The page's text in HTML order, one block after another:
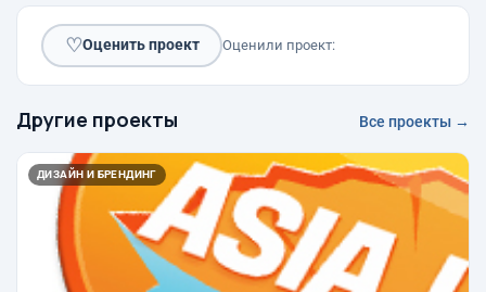
♡Оценить проект Оценили проект:
Другие проекты Все проекты →
ДИЗАЙН И БРЕНДИНГ